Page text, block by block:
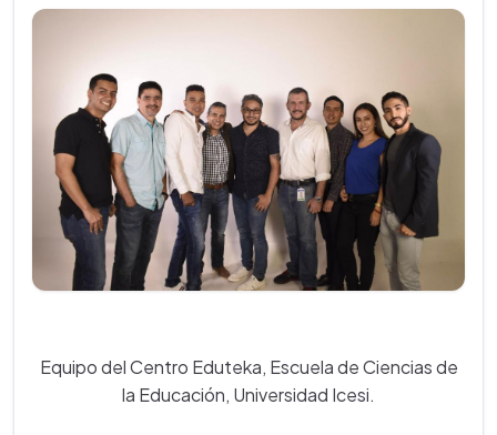
Equipo del Centro Eduteka, Escuela de Ciencias de
la Educación, Universidad Icesi.